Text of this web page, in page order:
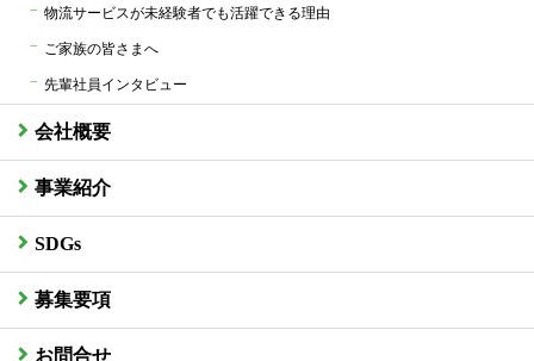
物流サービスが未経験者でも活躍できる理由
ご家族の皆さまへ
先輩社員インタビュー
会社概要
事業紹介
SDGs
募集要項
お問合せ